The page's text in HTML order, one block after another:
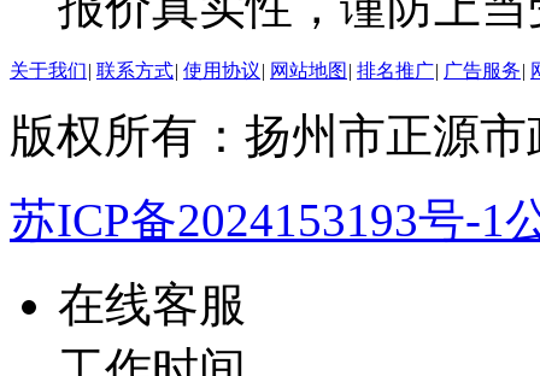
关于我们| 联系方式| 使用协议| 网站地图 | 排名推广| 广告服务|
版权所有：扬州市正源
苏ICP备2024153193号-1
在线客服